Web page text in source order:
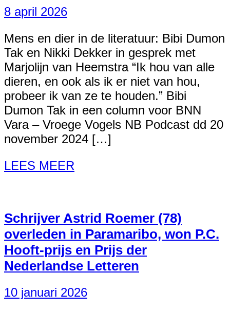
8 april 2026
Mens en dier in de literatuur: Bibi Dumon
Tak en Nikki Dekker in gesprek met
Marjolijn van Heemstra “Ik hou van alle
dieren, en ook als ik er niet van hou,
probeer ik van ze te houden.” Bibi
Dumon Tak in een column voor BNN
Vara – Vroege Vogels NB Podcast dd 20
november 2024 […]
LEES MEER
Schrijver Astrid Roemer (78)
overleden in Paramaribo, won P.C.
Hooft-prijs en Prijs der
Nederlandse Letteren
10 januari 2026